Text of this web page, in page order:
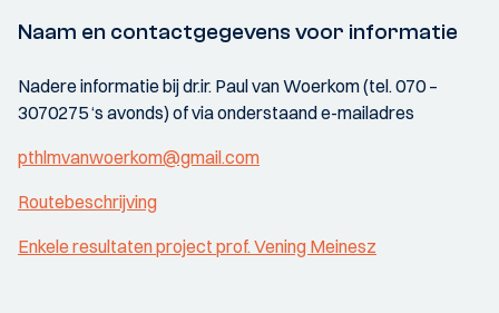
Naam en contactgegevens voor informatie
Nadere informatie bij dr.ir. Paul van Woerkom (tel. 070 –
3070275 ‘s avonds) of via onderstaand e-mailadres
pthlmvanwoerkom@gmail.com
Routebeschrijving
Enkele resultaten project prof. Vening Meinesz